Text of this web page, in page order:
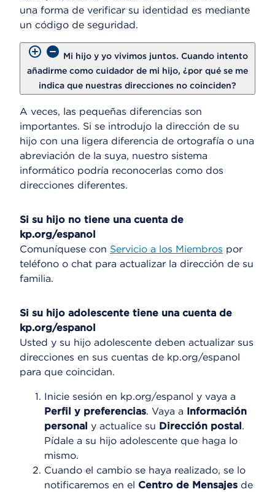
una forma de verificar su identidad es mediante
un código de seguridad.
Mi hijo y yo vivimos juntos. Cuando intento
añadirme como cuidador de mi hijo, ¿por qué se me
indica que nuestras direcciones no coinciden?
A veces, las pequeñas diferencias son
importantes. Si se introdujo la dirección de su
hijo con una ligera diferencia de ortografía o una
abreviación de la suya, nuestro sistema
informático podría reconocerlas como dos
direcciones diferentes.
Si su hijo no tiene una cuenta de
kp.org/espanol
Comuníquese con Servicio a los Miembros por
teléfono o chat para actualizar la dirección de su
familia.
Si su hijo adolescente tiene una cuenta de
kp.org/espanol
Usted y su hijo adolescente deben actualizar sus
direcciones en sus cuentas de kp.org/espanol
para que coincidan.
Inicie sesión en kp.org/espanol y vaya a
Perfil y preferencias. Vaya a Información
personal y actualice su Dirección postal .
Pídale a su hijo adolescente que haga lo
mismo.
Cuando el cambio se haya realizado, se lo
notificaremos en el Centro de Mensajes de